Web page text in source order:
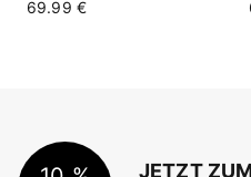
69.99 €
JETZT